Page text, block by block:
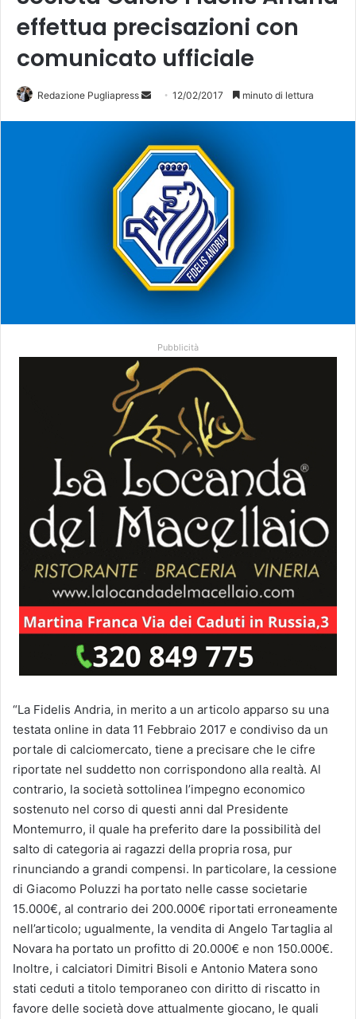
effettua precisazioni con
comunicato ufficiale
Redazione Pugliapress
i
a
n
'
e
m
a
l
12/02/2017 minuto di lettura
Pubblicità
“La Fidelis Andria, in merito a un articolo apparso su una
testata online in data 11 Febbraio 2017 e condiviso da un
portale di calciomercato, tiene a precisare che le cifre
riportate nel suddetto non corrispondono alla realtà. Al
contrario, la società sottolinea l’impegno economico
sostenuto nel corso di questi anni dal Presidente
Montemurro, il quale ha preferito dare la possibilità del
salto di categoria ai ragazzi della propria rosa, pur
rinunciando a grandi compensi. In particolare, la cessione
di Giacomo Poluzzi ha portato nelle casse societarie
15.000€, al contrario dei 200.000€ riportati erroneamente
nell’articolo; ugualmente, la vendita di Angelo Tartaglia al
Novara ha portato un profitto di 20.000€ e non 150.000€.
Inoltre, i calciatori Dimitri Bisoli e Antonio Matera sono
stati ceduti a titolo temporaneo con diritto di riscatto in
favore delle società dove attualmente giocano, le quali